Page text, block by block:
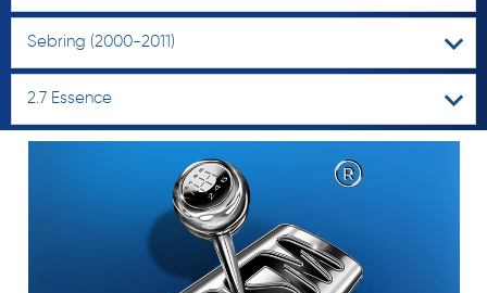
Sebring (2000-2011)
2.7 Essence